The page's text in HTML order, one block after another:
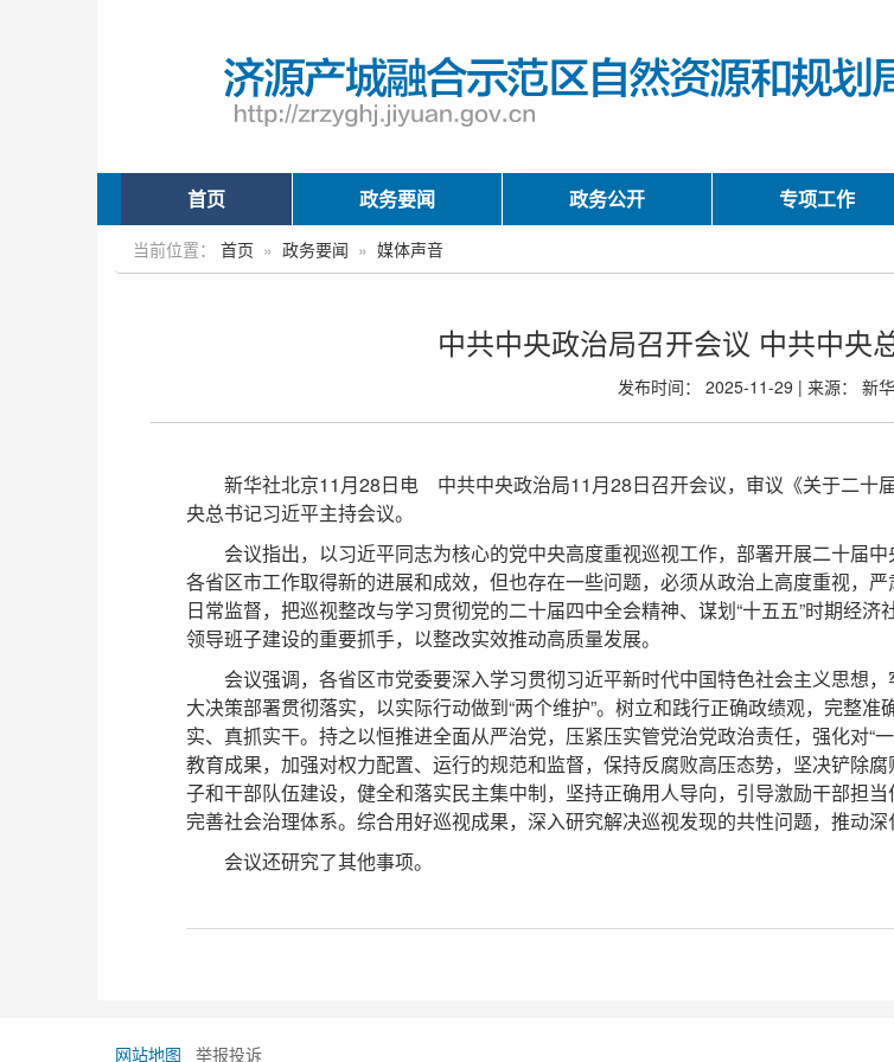
首页 政务要闻 政务公开 专项工作
当前位置： 首页 » 政务要闻 » 媒体声音
中共中央政治局召开会议 中共中央
发布时间： 2025-11-29 | 来源： 新华
新华社北京11月28日电 中共中央政治局11月28日召开会议，审议《关于二十
央总书记习近平主持会议。
会议指出，以习近平同志为核心的党中央高度重视巡视工作，部署开展二十届
各省区市工作取得新的进展和成效，但也存在一些问题，必须从政治上高度重视，
日常监督，把巡视整改与学习贯彻党的二十届四中全会精神、谋划“十五五”时期经
领导班子建设的重要抓手，以整改实效推动高质量发展。
会议强调，各省区市党委要深入学习贯彻习近平新时代中国特色社会主义思想
大决策部署贯彻落实，以实际行动做到“两个维护”。树立和践行正确政绩观，完整
实、真抓实干。持之以恒推进全面从严治党，压紧压实管党治党政治责任，强化对“
教育成果，加强对权力配置、运行的规范和监督，保持反腐败高压态势，坚决铲除
子和干部队伍建设，健全和落实民主集中制，坚持正确用人导向，引导激励干部担
完善社会治理体系。综合用好巡视成果，深入研究解决巡视发现的共性问题，推动深
会议还研究了其他事项。
网站地图 举报投诉